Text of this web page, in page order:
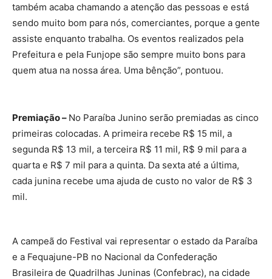
certeza, está sendo ainda melhor. Esse telão gigante
também acaba chamando a atenção das pessoas e está
sendo muito bom para nós, comerciantes, porque a gente
assiste enquanto trabalha. Os eventos realizados pela
Prefeitura e pela Funjope são sempre muito bons para
Premiação –No Paraíba Junino serão premiadas as cinco
primeiras colocadas. A primeira recebe R$ 15 mil, a
segunda R$ 13 mil, a terceira R$ 11 mil, R$ 9 mil para a
quarta e R$ 7 mil para a quinta. Da sexta até a última,
cada junina recebe uma ajuda de custo no valor de R$ 3
A campeã do Festival vai representar o estado da Paraíba